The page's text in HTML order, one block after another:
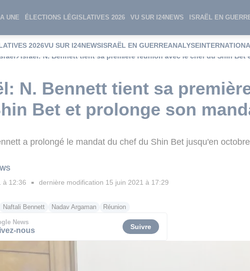
UNE ÉLECTIONS LÉGISLATIVES 2026 VU SUR I24NEWS ISRAËL EN
2026VU SUR I24NEWSISRAËL EN GUERREANALYSE
Israël: N. Bennett tient sa première réunion avec le chef du Shin Bet
N. Bennett tient sa
Bet et prolonge son
a prolongé le mandat du chef du Shin Bet jusqu'en octobre
à 12:36 ■ dernière modification 15 juin 2021 à 17:29
Naftali Bennett Nadav Argaman Réunion
News
nous Suivre